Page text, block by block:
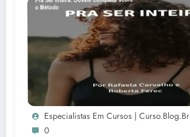
Especialistas Em Cursos | Curso.blog.br
0